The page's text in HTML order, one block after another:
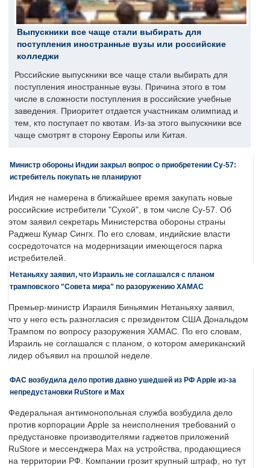
Выпускники все чаще стали выбирать для
поступления иностранные вузы или российские
колледжи
Российские выпускники все чаще стали выбирать для
поступления иностранные вузы. Причина этого в том
числе в сложности поступления в российские учебные
заведения. Приоритет отдается участникам олимпиад и
тем, кто поступает по квотам. Из-за этого выпускники все
чаще смотрят в сторону Европы или Китая.
Министр обороны Индии закрыл вопрос о приобретении Су-57:
истребитель покупать не планируют
Индия не намерена в ближайшее время закупать новые
российские истребители "Сухой", в том числе Су-57. Об
этом заявил секретарь Министерства обороны страны
Раджеш Кумар Сингх. По его словам, индийские власти
сосредоточатся на модернизации имеющегося парка
истребителей.
Нетаньяху заявил, что Израиль не соглашался с планом
трамповского "Совета мира" по разоружению ХАМАС
Премьер-министр Израиля Биньямин Нетаньяху заявил,
что у него есть разногласия с президентом США Дональдом
Трампом по вопросу разоружения ХАМАС. По его словам,
Израиль не соглашался с планом, о котором американский
лидер объявил на прошлой неделе.
ФАС возбудила дело против давно ушедшей из РФ Apple из-за
непредустановки RuStore и Max
Федеральная антимонопольная служба возбудила дело
против корпорации Apple за неисполнения требований о
предустановке производителями гаджетов приложений
RuStore и мессенджера Max на устройства, продающиеся
на территории РФ. Компании грозит крупный штраф, но тут